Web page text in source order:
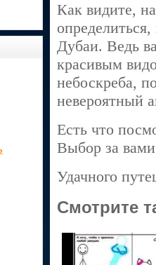
Как видите,
Дубаи. Ведь
красивым
небоскреба,
невероятный
Есть что
Выбор за
Удачного
Смотрите